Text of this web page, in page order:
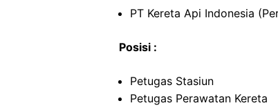
PT Kereta Api Indonesia
Posisi :
Petugas Stasiun
Petugas Perawatan Kereta